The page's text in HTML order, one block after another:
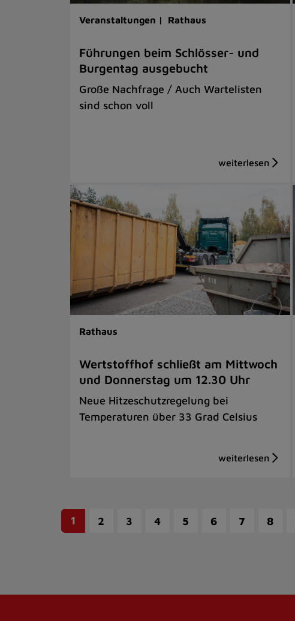
Veranstaltungen | Rathaus
Führungen beim Schlösser- und
Burgentag ausgebucht
Große Nachfrage / Auch Wartelisten
sind schon voll
Rathaus
Wertstoffhof schließt am Mittwoch
und Donnerstag um 12.30 Uhr
Neue Hitzeschutzregelung bei
Temperaturen über 33 Grad Celsius
1 2 3 4 5 6 7 8